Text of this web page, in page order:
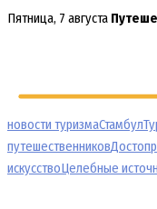
Перейти
Пятница, 7 августа
новости туризмаСтамбул
путешественников
искусствоЦелебные